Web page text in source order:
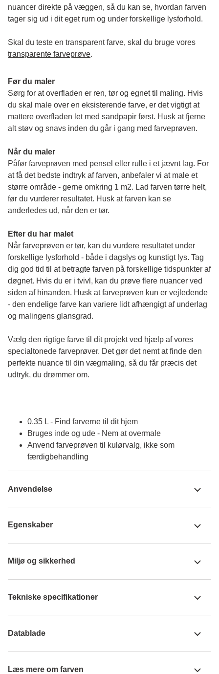
nuancer direkte på væggen, så du kan se, hvordan farven
tager sig ud i dit eget rum og under forskellige lysforhold.
transparente farveprøve.
Før du maler
Sørg for at overfladen er ren, tør og egnet til maling. Hvis
du skal male over en eksisterende farve, er det vigtigt at
mattere overfladen let med sandpapir først. Husk at fjerne
alt støv og snavs inden du går i gang med farveprøven.
Når du maler
Påfør farveprøven med pensel eller rulle i et jævnt lag. For
at få det bedste indtryk af farven, anbefaler vi at male et
større område - gerne omkring 1 m2. Lad farven tørre helt,
før du vurderer resultatet. Husk at farven kan se
anderledes ud, når den er tør.
Efter du har malet
Når farveprøven er tør, kan du vurdere resultatet under
forskellige lysforhold - både i dagslys og kunstigt lys. Tag
dig god tid til at betragte farven på forskellige tidspunkter af
døgnet. Hvis du er i tvivl, kan du prøve flere nuancer ved
siden af hinanden. Husk at farveprøven kun er vejledende
- den endelige farve kan variere lidt afhængigt af underlag
og malingens glansgrad.
Vælg den rigtige farve til dit projekt ved hjælp af vores
specialtonede farveprøver. Det gør det nemt at finde den
perfekte nuance til din vægmaling, så du får præcis det
udtryk, du drømmer om.
0,35 L - Find farverne til dit hjem
Bruges inde og ude - Nem at overmale
Anvend farveprøven til kulørvalg, ikke som
færdigbehandling
Anvendelse
Egenskaber
Miljø og sikkerhed
Tekniske specifikationer
Datablade
Læs mere om farven